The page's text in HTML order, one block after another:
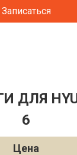
Записаться
ДЛЯ
6
Цена